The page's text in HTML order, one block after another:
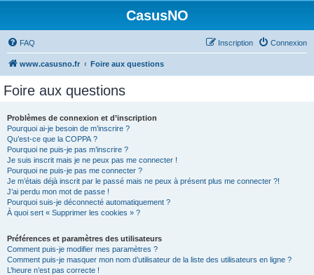
CasusNO
FAQ Connexion
Inscription
www.casusno.fr Foire aux questions
Foire aux questions
Problèmes de connexion et d’inscription
Pourquoi ai-je besoin de m’inscrire ?
Qu’est-ce que la COPPA ?
Pourquoi ne puis-je pas m’inscrire ?
Je suis inscrit mais je ne peux pas me connecter !
Pourquoi ne puis-je pas me connecter ?
Je m’étais déjà inscrit par le passé mais ne peux à présent plus me connecter ?!
J’ai perdu mon mot de passe !
Pourquoi suis-je déconnecté automatiquement ?
À quoi sert « Supprimer les cookies » ?
Préférences et paramètres des utilisateurs
Comment puis-je modifier mes paramètres ?
Comment puis-je masquer mon nom d’utilisateur de la liste des utilisateurs en ligne ?
L’heure n’est pas correcte !